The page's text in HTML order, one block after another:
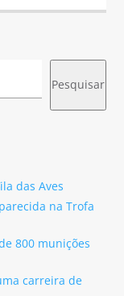
Pesquisar
das Aves
na Trofa
800 munições
carreira de